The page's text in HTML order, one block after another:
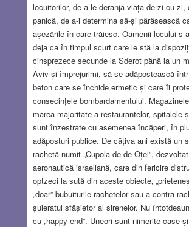
locuitorilor, de a le deranja viața de zi cu zi,
panică, de a-i determina să-și părăsească
așezările în care trăiesc. Oamenii locului s-
deja ca în timpul scurt care le stă la
cinsprezece secunde la Sderot până la un
Aviv și împrejurimi, să se adăpostească
beton care se închide ermetic și care îi
consecințele bombardamentului.
marea majoritate a restaurantelor, spitalele
sunt înzestrate cu asemenea încăperi, în
adăposturi publice. De câțiva ani există un
rachetă numit „Cupola de de Oțel”,
aeronautică israeliană, care din fericire
optzeci la sută din aceste obiecte‚
„doar” bubuiturile rachetelor sau a contra-
șuieratul sfâșietor al sirenelor. Nu
cu „happy end”. Uneori sunt nimerite case